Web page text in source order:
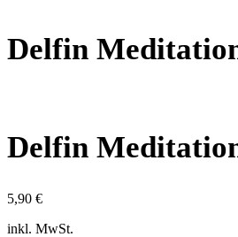
Delfin
Delfin
5,90 €
inkl. MwSt.